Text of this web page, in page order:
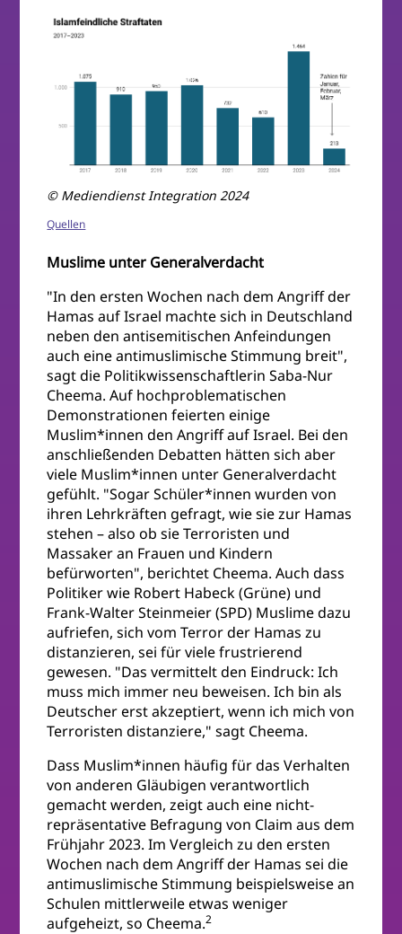
© Mediendienst Integration 2024
Quellen
Muslime unter Generalverdacht
"In den ersten Wochen nach dem Angriff der
Hamas auf Israel machte sich in Deutschland
neben den antisemitischen Anfeindungen
auch eine antimuslimische Stimmung breit",
sagt die Politikwissenschaftlerin Saba-Nur
Cheema. Auf hochproblematischen
Demonstrationen feierten einige
Muslim*innen den Angriff auf Israel. Bei den
anschließenden Debatten hätten sich aber
viele Muslim*innen unter Generalverdacht
gefühlt. "Sogar Schüler*innen wurden von
ihren Lehrkräften gefragt, wie sie zur Hamas
stehen – also ob sie Terroristen und
Massaker an Frauen und Kindern
befürworten", berichtet Cheema. Auch dass
Politiker wie Robert Habeck (Grüne) und
Frank-Walter Steinmeier (SPD) Muslime dazu
aufriefen, sich vom Terror der Hamas zu
distanzieren, sei für viele frustrierend
gewesen. "Das vermittelt den Eindruck: Ich
muss mich immer neu beweisen. Ich bin als
Deutscher erst akzeptiert, wenn ich mich von
Terroristen distanziere," sagt Cheema.
Dass Muslim*innen häufig für das Verhalten
von anderen Gläubigen verantwortlich
gemacht werden, zeigt auch eine nicht-
repräsentative Befragung von Claim aus dem
Frühjahr 2023. Im Vergleich zu den ersten
Wochen nach dem Angriff der Hamas sei die
antimuslimische Stimmung beispielsweise an
Schulen mittlerweile etwas weniger
aufgeheizt, so Cheema.2